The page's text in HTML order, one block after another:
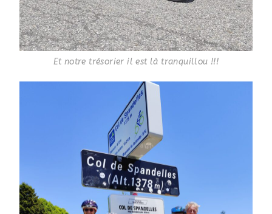
Et notre trésorier il est là tranquillou !!!